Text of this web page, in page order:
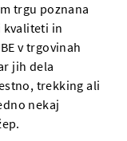
trgu poznana
kvaliteti in
v trgovinah
jih dela
trekking ali
nekaj